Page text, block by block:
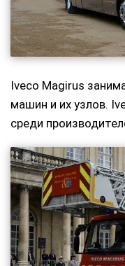
Iveco Magirus
машин и их узлов.
среди